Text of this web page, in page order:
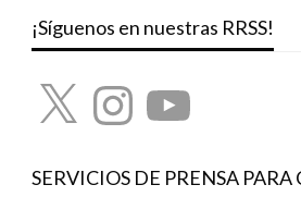
¡Síguenos en nuestras RRSS!
X InstagramYouTube
SERVICIOS DE PRENSA PARA